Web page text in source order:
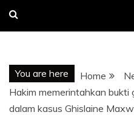
You are here Home
Hakim memerintahkan bukti
dalam kasus Ghislaine